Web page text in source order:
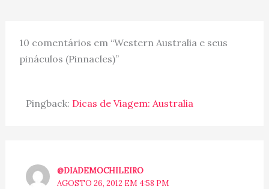
10 comentários em “Western Australia e seus
pináculos (Pinnacles)”
Pingback: Dicas de Viagem: Australia
@DIADEMOCHILEIRO
AGOSTO 26, 2012 EM 4:58 PM